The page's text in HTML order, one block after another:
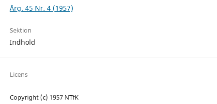
Årg. 45 Nr. 4 (1957)
Sektion
Indhold
Licens
Copyright (c) 1957 NTfK